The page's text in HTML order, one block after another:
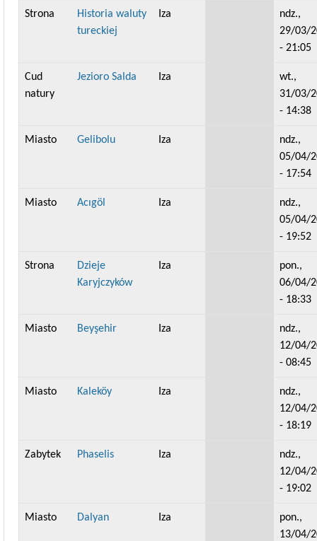
Strona
Historia waluty
tureckiej
Iza
ndz.,
29/03/
- 21:05
Cud
natury
Jezioro Salda Iza
wt.,
31/03/
- 14:38
Miasto Gelibolu Iza
ndz.,
05/04/
- 17:54
Miasto Acıgöl Iza
ndz.,
05/04/
- 19:52
Strona
Dzieje
Karyjczyków
Iza
pon.,
06/04/
- 18:33
Miasto Beyşehir Iza
ndz.,
12/04/
- 08:45
Miasto Kaleköy Iza
ndz.,
12/04/
- 18:19
Zabytek Phaselis Iza
ndz.,
12/04/
- 19:02
Miasto Dalyan Iza
pon.,
13/04/